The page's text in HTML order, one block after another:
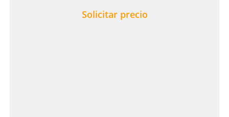
Solicitar precio